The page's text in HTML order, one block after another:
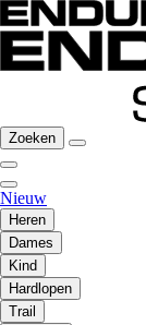
Zoeken
Nieuw
Heren
Dames
Kind
Hardlopen
Trail